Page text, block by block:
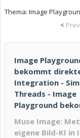
Thema: Image
<
Image
bekommt
Integration -
Threads - Image
Playground
Muse Image:
eigene Bild-KI in